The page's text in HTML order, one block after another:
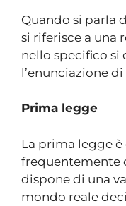
Quando si parla
si riferisce a una
nello specifico si
l’enunciazione
Prima legge
La prima legge
frequentemente
dispone di una
mondo reale